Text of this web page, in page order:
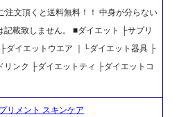
注文頂くと送料無料！！ 中身が分らない
記載致しません。 ■ダイエット ├サプリ
ダイエットウエア ｜└ダイエット器具 ├
リンク ├ダイエットティ ├ダイエットコ
リメント スキンケア